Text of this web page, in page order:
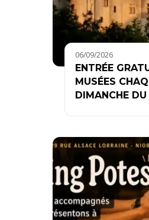
06/09/2026
ENTRÉE
MUSÉES
DIMANCHE